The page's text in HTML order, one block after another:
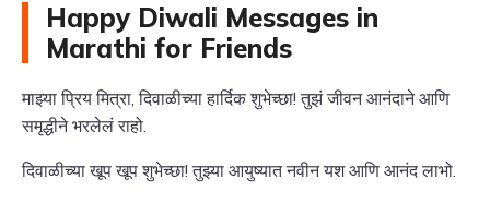
Happy Diwali Messages in
Marathi for Friends
माझ्या प्रिय मित्रा, दिवाळीच्या हार्दिक शुभेच्छा! तुझं जीवन आनंदाने आणि
समृद्धीने भरलेलं राहो.
दिवाळीच्या खूप खूप शुभेच्छा! तुझ्या आयुष्यात नवीन यश आणि आनंद लाभो.